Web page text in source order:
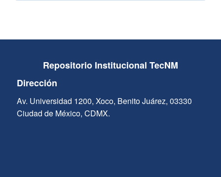
Repositorio Institucional TecNM
Dirección
Av. Universidad 1200, Xoco, Benito Juárez, 03330
Ciudad de México, CDMX.